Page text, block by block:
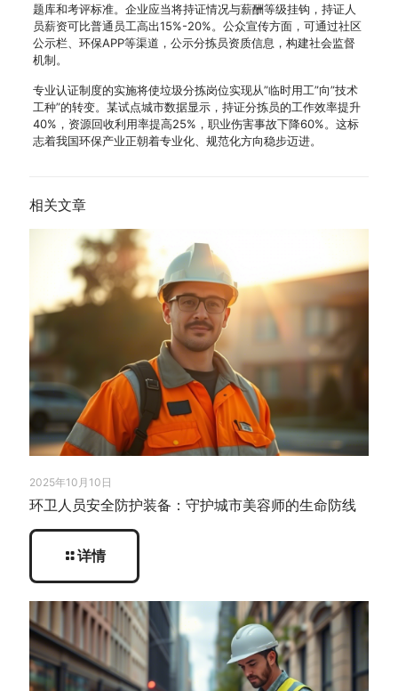
题库和考评标准。企业应当将持证情况与薪酬等级挂钩，持证人
员薪资可比普通员工高出15%-20%。公众宣传方面，可通过社区
公示栏、环保APP等渠道，公示分拣员资质信息，构建社会监督
机制。
专业认证制度的实施将使垃圾分拣岗位实现从”临时用工”向”技术
工种”的转变。某试点城市数据显示，持证分拣员的工作效率提升
40%，资源回收利用率提高25%，职业伤害事故下降60%。这标
志着我国环保产业正朝着专业化、规范化方向稳步迈进。
相关文章
2025年10月10日
环卫人员安全防护装备：守护城市美容师的生命防线
详情